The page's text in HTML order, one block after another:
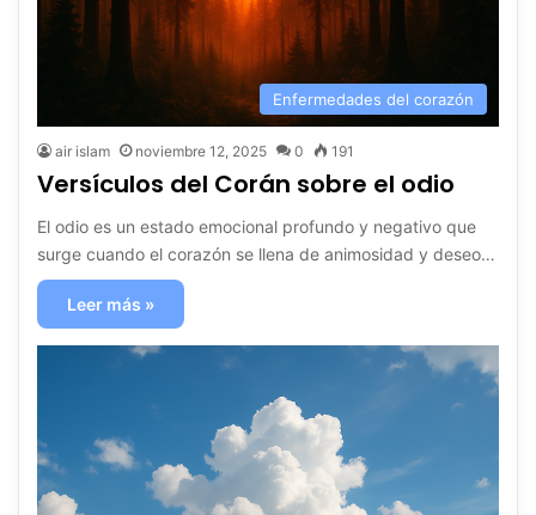
Enfermedades del corazón
air islam noviembre 12, 2025 0 191
Versículos del Corán sobre el odio
El odio es un estado emocional profundo y negativo que
surge cuando el corazón se llena de animosidad y deseo…
Leer más »